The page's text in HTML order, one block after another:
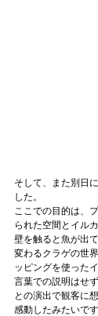
そして、また別日
した。
ここでの目的は、
られた空間とイル
壁を触ると魚が出
変わるクラゲの世
ッピングを使った
言葉での説明はせ
との演出で観客に
感動したみたいで